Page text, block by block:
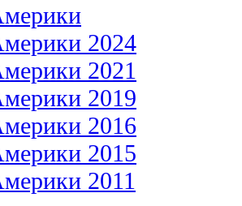
2024
2021
2019
2016
2015
2011